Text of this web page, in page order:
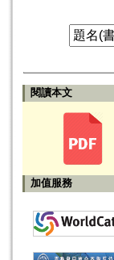
閱讀本文
加值服務